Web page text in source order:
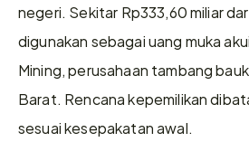
negeri. Sekitar Rp333,60 miliar
digunakan sebagai uang muka
Mining, perusahaan tambang
Barat. Rencana kepemilikan
sesuai kesepakatan awal.